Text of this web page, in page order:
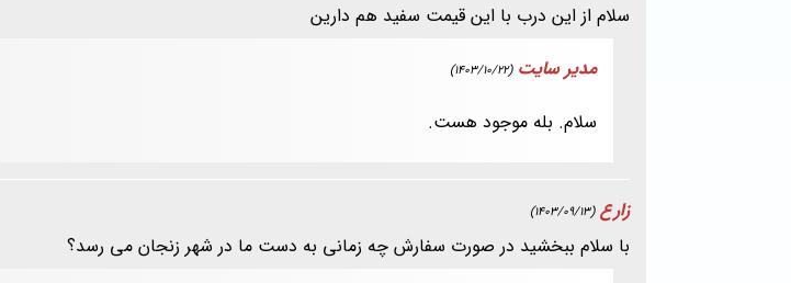
سلام از این درب با این قیمت سفید هم دارین
مدیر سایت (1403/10/22)
سلام. بله موجود هست.
زارع (1403/09/13)
با سلام ببخشید در صورت سفارش چه زمانی به دست ما در شهر زنجان می رسد؟